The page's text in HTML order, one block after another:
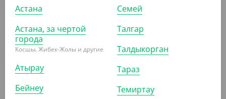
ПОХОЖИЕ ТОВАРЫ
АРТ. 25038
Астана
Астана, за чертой
города
Косшы, Жибек-Жолы и другие
Атырау
Бейнеу
Семей
Талгар
Талдыкорган
Тараз
Темиртау